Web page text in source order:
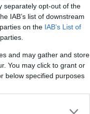
separately opt-out of the
IAB’s list of downstream
on the IAB’s List of
and may gather and store
You may click to grant or
below specified purposes